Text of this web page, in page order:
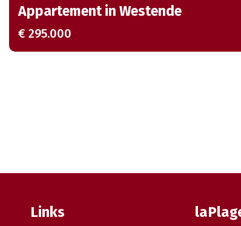
Appartement in Westende
€ 295.000
Links